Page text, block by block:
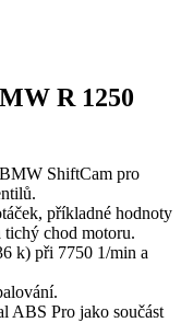
R 1250
ShiftCam pro
příkladné hodnoty
tichý chod motoru.
k) při 7750 1/min a
ABS Pro jako součást